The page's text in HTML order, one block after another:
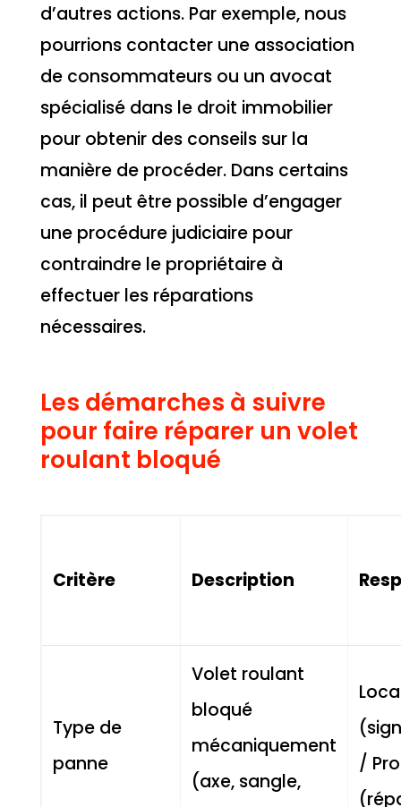
d’autres actions. Par exemple, nous
pourrions contacter une association
de consommateurs ou un avocat
spécialisé dans le droit immobilier
pour obtenir des conseils sur la
manière de procéder. Dans certains
cas, il peut être possible d’engager
une procédure judiciaire pour
contraindre le propriétaire à
effectuer les réparations
nécessaires.
Les démarches à suivre
pour faire réparer un volet
roulant bloqué
Critère Description
Type de
panne
Volet roulant
bloqué
mécaniquement
(axe, sangle,
/